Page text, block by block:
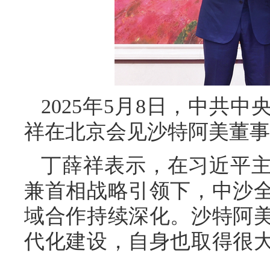
2025年5月8日，中共中
祥在北京会见沙特阿美董
丁薛祥表示，在习近平
兼首相战略引领下，中沙
域合作持续深化。沙特阿
代化建设，自身也取得很